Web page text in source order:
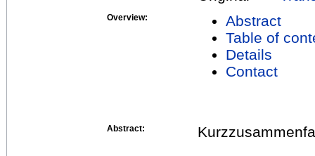
Overview:
Abstract
Table of
Details
Contact
Abstract: